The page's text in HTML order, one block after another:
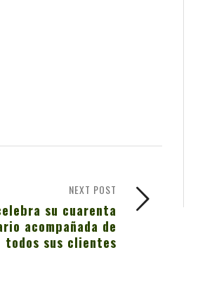
NEXT POST
su cuarenta
acompañada de
todos sus clientes